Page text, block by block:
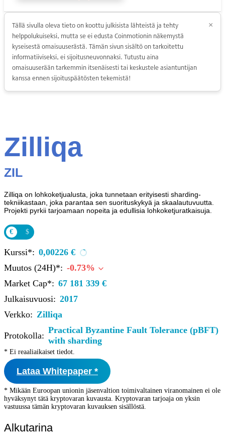
Tällä sivulla oleva tieto on koottu julkisista lähteistä ja tehty
helppolukuiseksi, mutta se ei edusta Coinmotionin näkemystä
kyseisestä omaisuuserästä. Tämän sivun sisältö on tarkoitettu
informatiiviseksi, ei sijoitusneuvonnaksi. Tutustu aina
omaisuuserään tarkemmin itsenäisesti tai keskustele asiantuntijan
kanssa ennen sijoituspäätösten tekemistä!
×
Zilliqa
ZIL
Zilliqa on lohkoketjualusta, joka tunnetaan erityisesti sharding-
tekniikastaan, joka parantaa sen suorituskykyä ja skaalautuvuutta.
Projekti pyrkii tarjoamaan nopeita ja edullisia lohkoketjuratkaisuja.
€ $
Kurssi*: 0,00226 €
Muutos (24H)*: -0.73%
Market Cap*: 67 181 339 €
Julkaisuvuosi: 2017
Verkko: Zilliqa
Protokolla:
Practical Byzantine Fault Tolerance (pBFT)
with sharding
* Ei reaaliaikaiset tiedot.
Lataa Whitepaper *
* Mikään Euroopan unionin jäsenvaltion toimivaltainen viranomainen ei ole
hyväksynyt tätä kryptovaran kuvausta. Kryptovaran tarjoaja on yksin
vastuussa tämän kryptovaran kuvauksen sisällöstä.
Alkutarina